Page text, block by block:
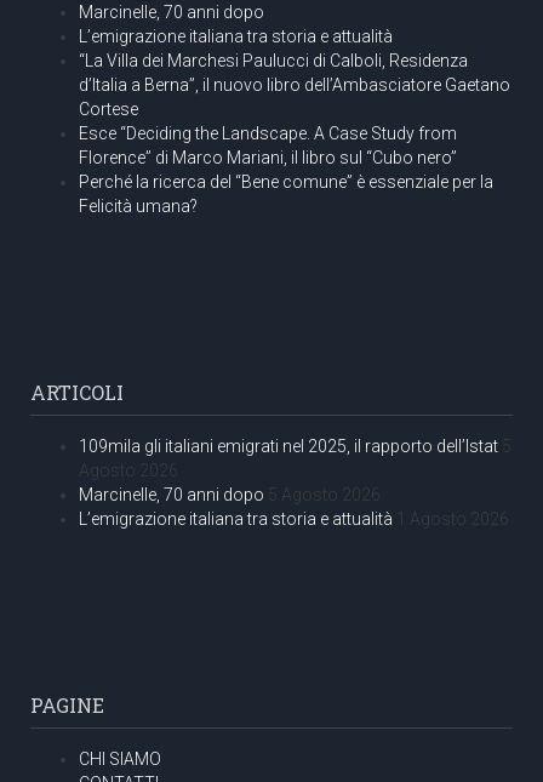
Marcinelle, 70 anni dopo
L’emigrazione italiana tra storia e attualità
“La Villa dei Marchesi Paulucci di Calboli, Residenza
d’Italia a Berna”, il nuovo libro dell’Ambasciatore Gaetano
Cortese
Esce “Deciding the Landscape. A Case Study from
Florence” di Marco Mariani, il libro sul “Cubo nero”
Perché la ricerca del “Bene comune” è essenziale per la
Felicità umana?
ARTICOLI
109mila gli italiani emigrati nel 2025, il rapporto dell’Istat 5
Agosto 2026
Marcinelle, 70 anni dopo 5 Agosto 2026
L’emigrazione italiana tra storia e attualità 1 Agosto 2026
PAGINE
CHI SIAMO